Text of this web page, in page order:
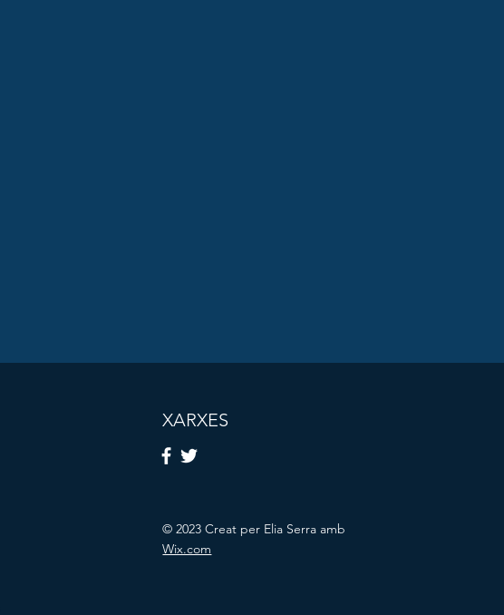
XARXES
© 2023 Creat per Elia Serra amb
Wix.com